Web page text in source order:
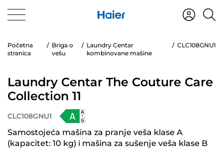
Početna
stranica
Briga o
vešu
Laundry Centar
kombinovane mašine
CLC108GNU1
Laundry Centar The Couture Care
Collection 11
CLC108GNU1
Samostojeća mašina za pranje veša klase A
(kapacitet: 10 kg) i mašina za sušenje veša klase B